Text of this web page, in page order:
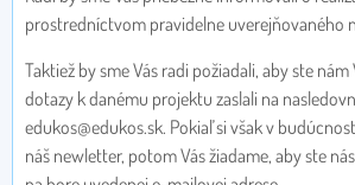
prostredníctvom pravidelne uverejňovaného
Taktiež by sme Vás radi požiadali, aby ste nám
dotazy k danému projektu zaslali na
edukos@edukos.sk. Pokiaľ si však v
náš newletter, potom Vás žiadame, aby ste